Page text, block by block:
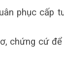
phục cấp
chứng cứ